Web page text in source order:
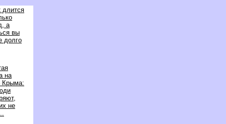
длится
а
вы
долго
на
Крыма:
не